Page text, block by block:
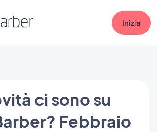
Inizia
ci sono su
Febbraio